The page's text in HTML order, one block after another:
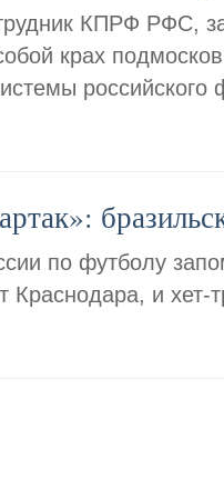
КПРФ РФС,
крах
по футболу
Краснодара, и хет-